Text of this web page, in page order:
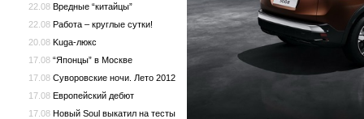
22.08 Вредные “китайцы”
22.08 Работа – круглые сутки!
20.08 Kuga-люкс
17.08 “Японцы” в Москве
17.08 Cуворовские ночи. Лето 2012
17.08 Европейский дебют
17.08 Новый Soul выкатил на тесты